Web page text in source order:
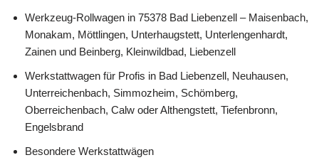
Werkzeug-Rollwagen in 75378 Bad Liebenzell – Maisenbach,
Monakam, Möttlingen, Unterhaugstett, Unterlengenhardt,
Zainen und Beinberg, Kleinwildbad, Liebenzell
Werkstattwagen für Profis in Bad Liebenzell, Neuhausen,
Unterreichenbach, Simmozheim, Schömberg,
Oberreichenbach, Calw oder Althengstett, Tiefenbronn,
Engelsbrand
Besondere Werkstattwägen